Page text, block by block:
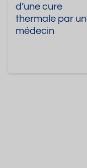
d’une cure
thermale par un
médecin